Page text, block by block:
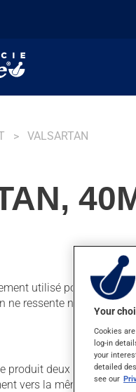
VALSARTAN
utilisé pour
ne ressente normalement
produit deux fois par
vers la même heure, au
Your
Cookies
log-in
your
detailed
see our